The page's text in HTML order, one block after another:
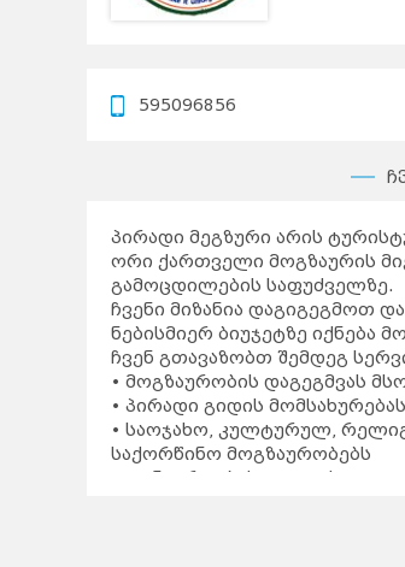
595096856
პირადი მეგზური არის
ორი ქართველი მოგზაურის
გამოცდილების საფუძველზე.
ჩვენი მიზანია დაგიგეგმოთ
ნებისმიერ ბიუჯეტზე იქნება
ჩვენ გთავაზობთ შემდეგ
• მოგზაურობის დაგეგმვას
• პირადი გიდის მომსახურებას
• საოჯახო, კულტურულ,
საქორწინო მოგზაურობებს
• კონცერტებისა და